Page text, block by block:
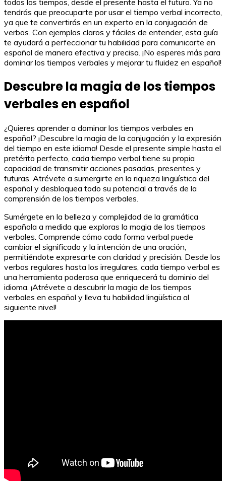
todos los tiempos, desde el presente hasta el futuro. Ya no
tendrás que preocuparte por usar el tiempo verbal incorrecto,
ya que te convertirás en un experto en la conjugación de
verbos. Con ejemplos claros y fáciles de entender, esta guía
te ayudará a perfeccionar tu habilidad para comunicarte en
español de manera efectiva y precisa. ¡No esperes más para
dominar los tiempos verbales y mejorar tu fluidez en español!
Descubre la magia de los tiempos
verbales en español
¿Quieres aprender a dominar los tiempos verbales en
español? ¡Descubre la magia de la conjugación y la expresión
del tiempo en este idioma! Desde el presente simple hasta el
pretérito perfecto, cada tiempo verbal tiene su propia
capacidad de transmitir acciones pasadas, presentes y
futuras. Atrévete a sumergirte en la riqueza lingüística del
español y desbloquea todo su potencial a través de la
comprensión de los tiempos verbales.
Sumérgete en la belleza y complejidad de la gramática
española a medida que exploras la magia de los tiempos
verbales. Comprende cómo cada forma verbal puede
cambiar el significado y la intención de una oración,
permitiéndote expresarte con claridad y precisión. Desde los
verbos regulares hasta los irregulares, cada tiempo verbal es
una herramienta poderosa que enriquecerá tu dominio del
idioma. ¡Atrévete a descubrir la magia de los tiempos
verbales en español y lleva tu habilidad lingüística al
siguiente nivel!